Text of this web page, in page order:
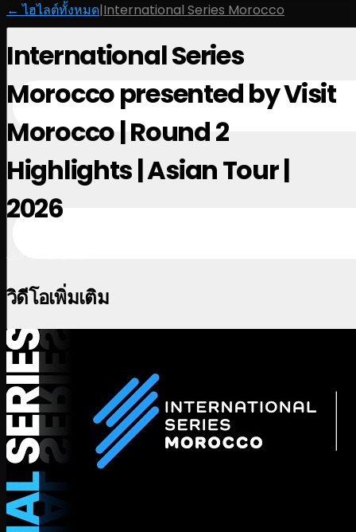
← ไฮไลต์ทั้งหมด|International Series Morocco
International Series
Morocco presented by Visit
Morocco | Round 2
Highlights | Asian Tour |
2026
June 12, 2026
วิดีโอเพิ่มเติม